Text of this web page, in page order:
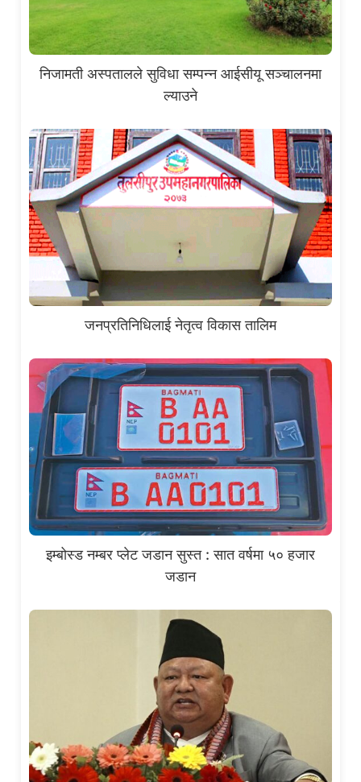
निजामती अस्पतालले सुविधा सम्पन्न आईसीयू सञ्चालनमा
ल्याउने
जनप्रतिनिधिलाई नेतृत्व विकास तालिम
इम्बोस्ड नम्बर प्लेट जडान सुस्त : सात वर्षमा ५० हजार
जडान